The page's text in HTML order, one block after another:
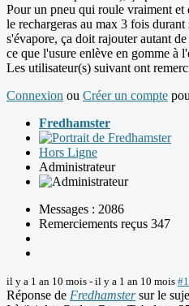
Pour un pneu qui roule vraiment
le rechargeras au max 3 fois
s'évapore, ça doit rajouter autant
ce que l'usure enlève en gomme à
Les utilisateur(s) suivant ont
Connexion ou Créer un compte
Fredhamster
Hors Ligne
Administrateur
Messages : 2086
Remerciements reçus 347
il y a 1 an 10 mois - il y a 1 an 10 mois
Réponse de Fredhamstersur le